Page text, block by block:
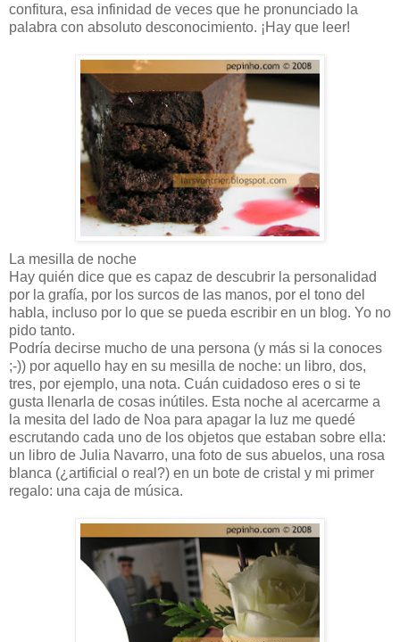
confitura, esa infinidad de veces que he pronunciado la
palabra con absoluto desconocimiento. ¡Hay que leer!
La mesilla de noche
Hay quién dice que es capaz de descubrir la personalidad
por la grafía, por los surcos de las manos, por el tono del
habla, incluso por lo que se pueda escribir en un blog. Yo no
pido tanto.
Podría decirse mucho de una persona (y más si la conoces
;-)) por aquello hay en su mesilla de noche: un libro, dos,
tres, por ejemplo, una nota. Cuán cuidadoso eres o si te
gusta llenarla de cosas inútiles. Esta noche al acercarme a
la mesita del lado de Noa para apagar la luz me quedé
escrutando cada uno de los objetos que estaban sobre ella:
un libro de Julia Navarro, una foto de sus abuelos, una rosa
blanca (¿artificial o real?) en un bote de cristal y mi primer
regalo: una caja de música.